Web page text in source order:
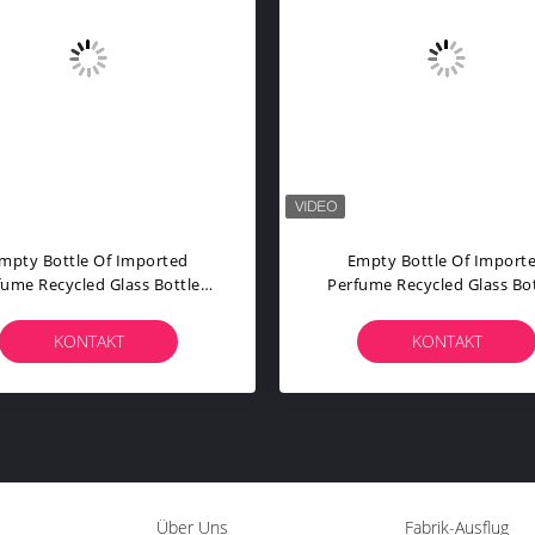
Bottle Of Imported
Recycled Glass Bottles
And Metal Roll Frog
KONTAKT
Empty Bottle Of
Perfume Recycled Glass
Plastic And Metal Roll
KONTAKT
Über Uns Fabrik-Ausflug